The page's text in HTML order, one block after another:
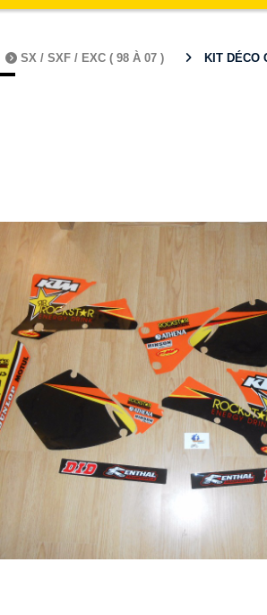
SX / SXF / EXC ( 98 À 07 ) KIT DÉCO